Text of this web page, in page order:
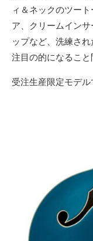
ィ＆ネックのツー
ア、クリームインサ
ップなど、洗練さ
注目の的になること
受注生産限定モデル